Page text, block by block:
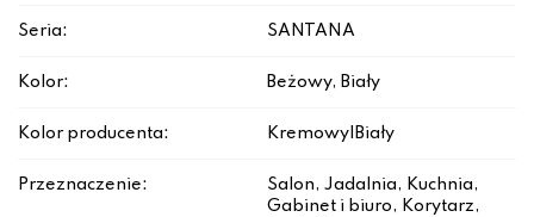
Seria: SANTANA
Kolor: Beżowy, Biały
Kolor producenta: Kremowy|Biały
Przeznaczenie:
Salon, Jadalnia, Kuchnia,
Gabinet i biuro, Korytarz,